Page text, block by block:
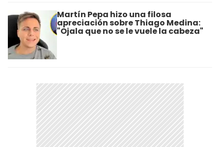
Martín Pepa hizo una filosa
apreciación sobre Thiago Medina:
"Ojala que no se le vuele la cabeza"